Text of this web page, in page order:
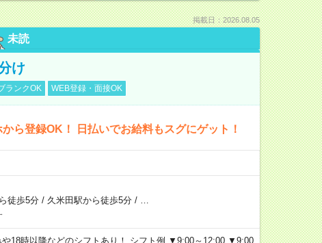
掲載日：2026.08.05
未読
け
ランクOK WEB登録・面接OK
ら登録OK！ 日払いでお給料もスグにゲット！
徒歩5分/ 久米田駅から徒歩5分/
や18時以降などのシフトあり！ シフト例 ▼9:00～12:00 ▼9:00